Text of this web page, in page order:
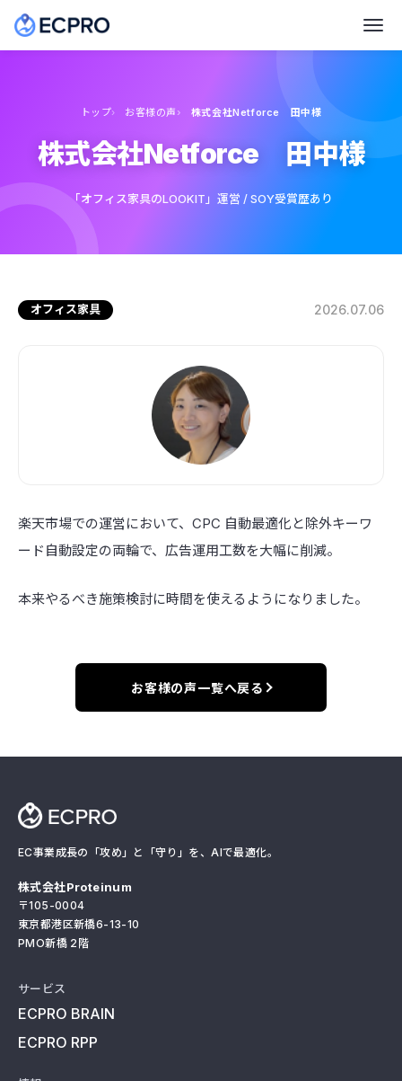
トップ お客様の声 株式会社Netforce 田中様
株式会社Netforce 田中様
「オフィス家具のLOOKIT」運営 / SOY受賞歴あり
オフィス家具 2026.07.06
楽天市場での運営において、CPC 自動最適化と除外キーワ
ード自動設定の両輪で、広告運用工数を大幅に削減。
本来やるべき施策検討に時間を使えるようになりました。
お客様の声一覧へ戻る
EC事業成長の「攻め」と「守り」を、AIで最適化。
株式会社Proteinum
〒105-0004
東京都港区新橋6-13-10
PMO新橋 2階
サービス
ECPRO BRAIN
ECPRO RPP